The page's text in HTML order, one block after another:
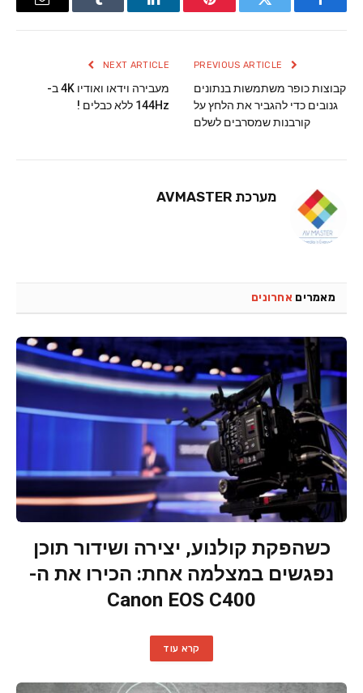
Facebook
Twitter
Pinterest
LinkedIn
Tumblr
Email
קבוצות כופר משתמשות בנתונים
גנובים כדי להגביר את הלחץ על
קורבנות שמסרבים לשלם
NEXT ARTICLE
מעבירה וידאו ואודיו 4K ב-
144Hz ללא כבלים !
מערכת AVMASTER
מאמרים אחרונים
כשהפקת קולנוע, יצירה ושידור תוכן
נפגשים במצלמה אחת: הכירו את ה-
Canon EOS C400
קרא עוד